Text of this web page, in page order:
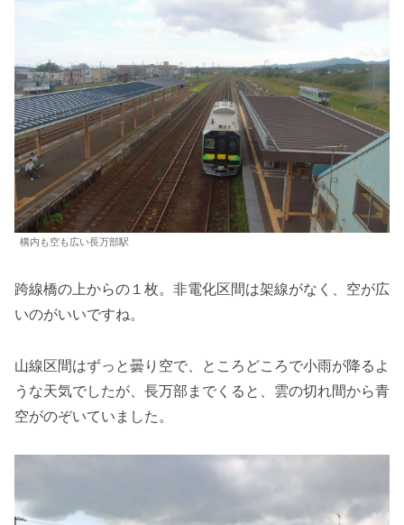
構内も空も広い長万部駅
跨線橋の上からの１枚。非電化区間は架線がなく、空が広
いのがいいですね。
山線区間はずっと曇り空で、ところどころで小雨が降るよ
うな天気でしたが、長万部までくると、雲の切れ間から青
空がのぞいていました。